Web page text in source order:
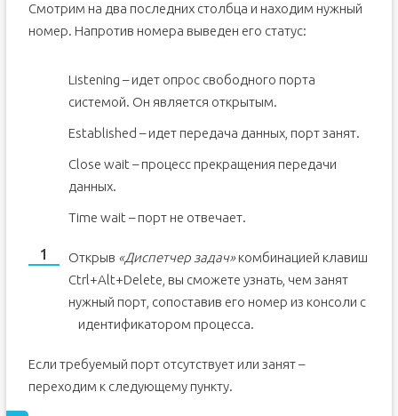
Смотрим на два последних столбца и находим нужный
номер. Напротив номера выведен его статус:
Listening – идет опрос свободного порта
системой. Он является открытым.
Established – идет передача данных, порт занят.
Close wait – процесс прекращения передачи
данных.
Time wait – порт не отвечает.
Открыв «Диспетчер задач»комбинацией клавиш
Ctrl+Alt+Delete, вы сможете узнать, чем занят
нужный порт, сопоставив его номер из консоли с
идентификатором процесса.
Если требуемый порт отсутствует или занят –
переходим к следующему пункту.